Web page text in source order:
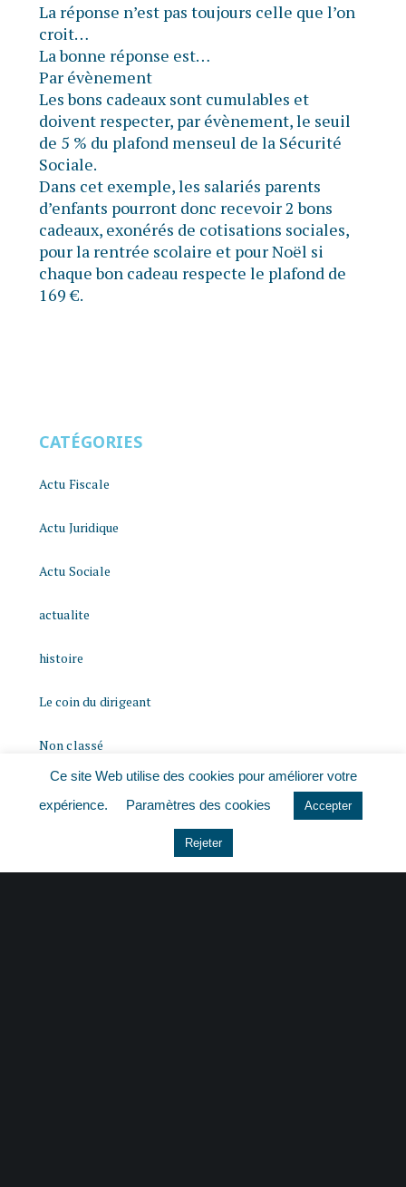
La réponse n’est pas toujours celle que l’on
croit…
La bonne réponse est…
Par évènement
Les bons cadeaux sont cumulables et
doivent respecter, par évènement, le seuil
de 5 % du plafond menseul de la Sécurité
Sociale.
Dans cet exemple, les salariés parents
d’enfants pourront donc recevoir 2 bons
cadeaux, exonérés de cotisations sociales,
pour la rentrée scolaire et pour Noël si
chaque bon cadeau respecte le plafond de
169 €.
CATÉGORIES
Actu Fiscale
Actu Juridique
Actu Sociale
actualite
histoire
Le coin du dirigeant
Non classé
Ce site Web utilise des cookies pour améliorer votre
expérience.
Paramètres des cookies Accepter
Rejeter